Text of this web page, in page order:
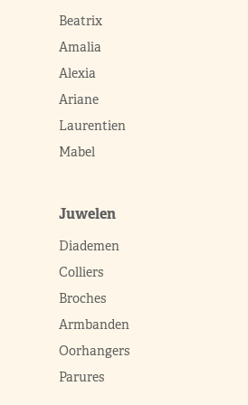
Beatrix
Amalia
Alexia
Ariane
Laurentien
Mabel
Juwelen
Diademen
Colliers
Broches
Armbanden
Oorhangers
Parures